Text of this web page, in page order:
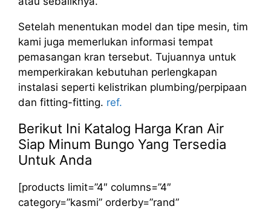
Setelah menentukan model dan tipe mesin, tim
kami juga memerlukan informasi tempat
pemasangan kran tersebut. Tujuannya untuk
memperkirakan kebutuhan perlengkapan
instalasi seperti kelistrikan plumbing/perpipaan
dan fitting-fitting. ref.
Berikut Ini Katalog Harga Kran Air
Siap Minum Bungo Yang Tersedia
Untuk Anda
[products limit=”4″ columns=”4″
category=”kasmi” orderby=”rand”